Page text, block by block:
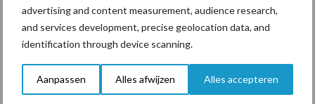
advertising and content measurement, audience research,
and services development, precise geolocation data, and
identification through device scanning.
Aanpassen Alles afwijzen Alles accepteren
Bedrijfsnieuws
Voerhekken